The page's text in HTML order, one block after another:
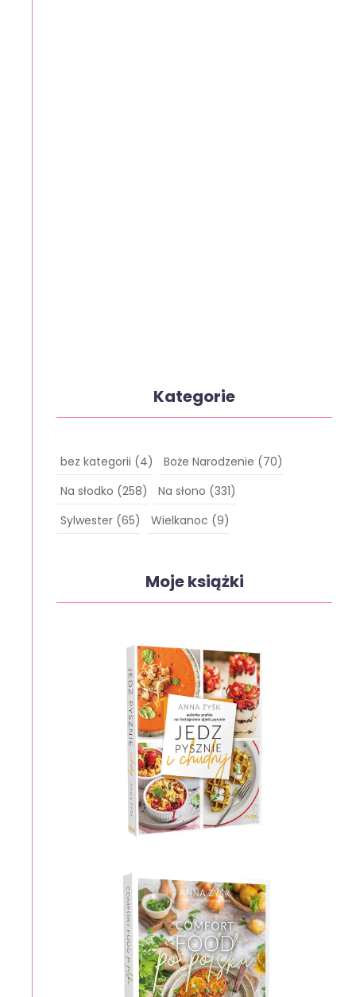
Kategorie
bez kategorii (4) Boże Narodzenie (70)
Na słodko (258) Na słono (331)
Sylwester (65) Wielkanoc (9)
Moje książki